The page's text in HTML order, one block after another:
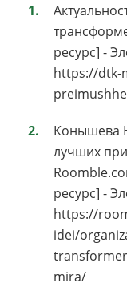
ресурс] -
https://dtk-
Конышева
лучших
ресурс] -
https://
idei/
mira/